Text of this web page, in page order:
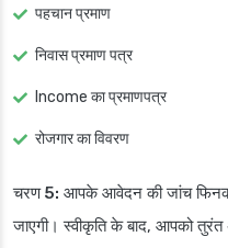
पहचान प्रमाण
निवास प्रमाण पत्र
Income का प्रमाणपत्र
रोजगार का विवरण
चरण 5: आपके आवेदन की जांच फिनकवर
जाएगी। स्वीकृति के बाद, आपको तुरंत